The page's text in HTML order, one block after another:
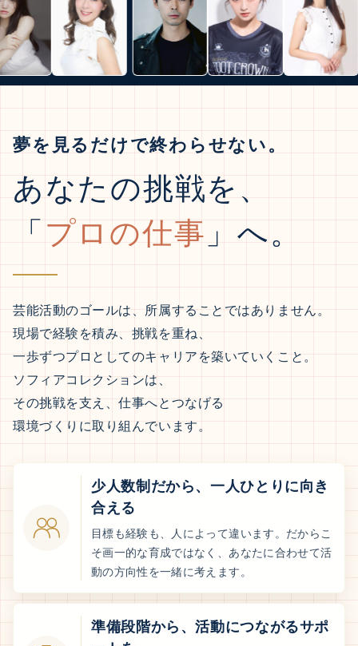
夢を見るだけで終わらせない。
あなたの挑戦を、
「プロの仕事 」へ。
芸能活動のゴールは、所属することではありません。
現場で経験を積み、挑戦を重ね、
一歩ずつプロとしてのキャリアを築いていくこと。
ソフィアコレクションは、
その挑戦を支え、仕事へとつなげる
環境づくりに取り組んでいます。
少人数制だから、一人ひとりに向き
合える
目標も経験も、人によって違います。だからこ
そ画一的な育成ではなく、あなたに合わせて活
動の方向性を一緒に考えます。
準備段階から、活動につながるサポ